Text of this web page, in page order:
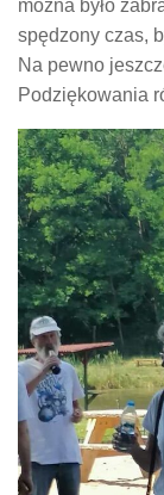
można było
spędzony czas,
Na pewno
Podziękowania